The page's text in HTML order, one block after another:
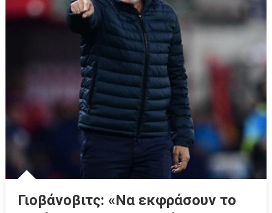
Γιοβάνοβιτς: «Να εκφράσουν το